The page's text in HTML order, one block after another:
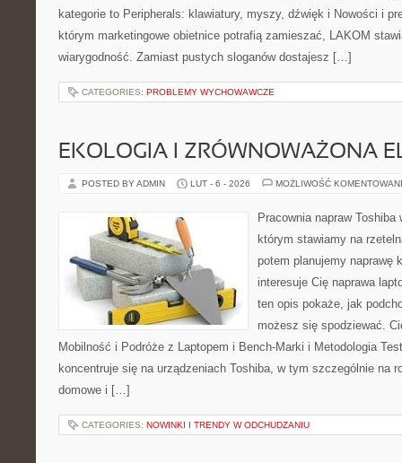
kategorie to Peripherals: klawiatury, myszy, dźwięk i Nowości i
którym marketingowe obietnice potrafią zamieszać, LAKOM
wiarygodność. Zamiast pustych sloganów dostajesz […]
CATEGORIES: PROBLEMY WYCHOWAWCZE
EKOLOGIA I ZRÓWNOWAŻONA
POSTED BY ADMIN LUT - 6 - 2026 MOŻLIWOŚĆ
Pracownia napraw
którym stawiamy na
potem planujemy naprawę
interesuje Cię naprawa
ten opis pokaże, jak
możesz się spodziewać.
Mobilność i Podróże z Laptopem i Bench-Marki i Metodologia
koncentruje się na urządzeniach Toshiba, w tym szczególnie na
domowe i […]
CATEGORIES: NOWINKI I TRENDY W ODCHUDZANIU